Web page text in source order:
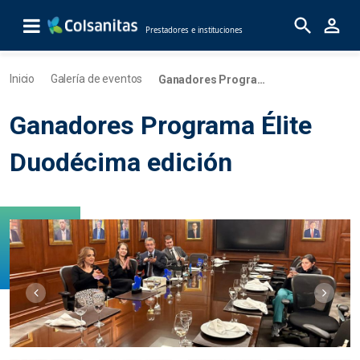
Skip to Main Content
Prestadores e instituciones
Inicio Galería de eventos Ganadores Programa Élite Duodécima edición
Ganadores Programa Élite
Duodécima edición